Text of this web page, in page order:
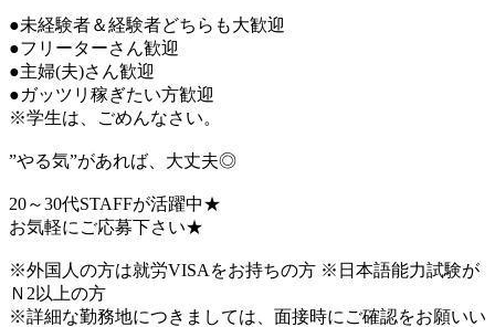
●未経験者＆経験者どちらも大歓迎
●フリーターさん歓迎
●主婦(夫)さん歓迎
●ガッツリ稼ぎたい方歓迎
※学生は、ごめんなさい。
”やる気”があれば、大丈夫◎
20～30代STAFFが活躍中★
お気軽にご応募下さい★
※外国人の方は就労VISAをお持ちの方 ※日本語能力試験が
Ｎ2以上の方
※詳細な勤務地につきましては、面接時にご確認をお願いい